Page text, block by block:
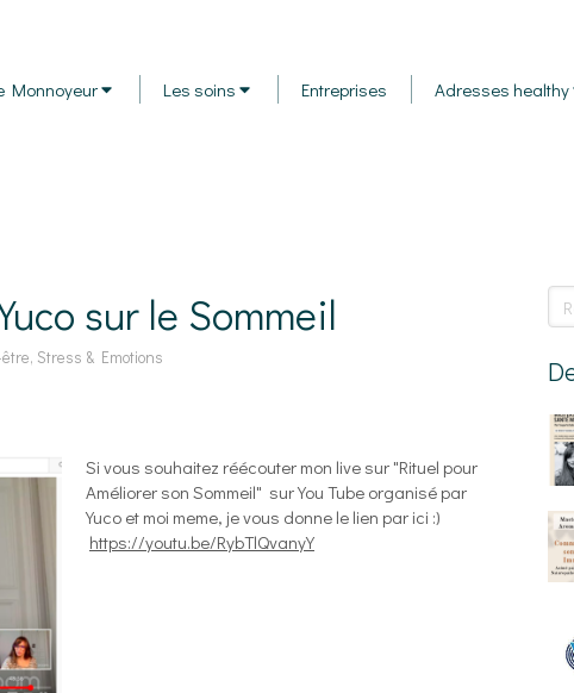
Monnoyeur Les soins Entreprises Adresses healthy
sur le Sommeil
Stress & Emotions
Si vous souhaitez réécouter mon live sur "Rituel pour
Améliorer son Sommeil" sur You Tube organisé par
Yuco et moi meme, je vous donne le lien par ici :)
https://youtu.be/RybTlQvanyY